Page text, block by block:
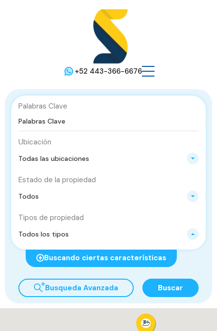
+52 443-366-6676
Palabras Clave
Ubicación
Todas las ubicaciones
Estado de la propiedad
Todos
Tipos de propiedad
Todos los tipos
Buscando ciertas características
Busqueda Avanzada Buscar